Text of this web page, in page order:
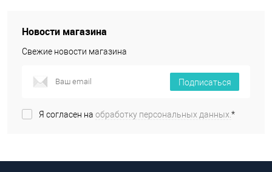
Новости магазина
Свежие новости магазина
Подписаться
Я согласен на обработку персональных данных.*